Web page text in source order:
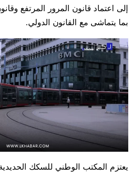
إلى اعتماد قانون المرور المرتفع
بما يتماشى مع القانون الدولي.
يعتزم المكتب الوطني للسكك